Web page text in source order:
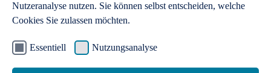
Nutzeranalyse nutzen. Sie können selbst entscheiden, welche
Cookies Sie zulassen möchten.
Essentiell Nutzungsanalyse
.de-Domains
Mit einer .de-Domain erhalten Ideen eine Bühne